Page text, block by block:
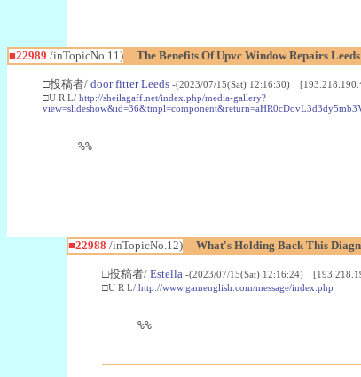
■22989 /inTopicNo.11) The Benefits Of Upvc Window Repairs
□投稿者/ door fitter Leeds -(2023/07/15(Sat) 12:16:30)
□U R L/ http://sheilagaff.net/index.php/media-gallery?
%%
■22988 /inTopicNo.12) What's Holding Back This
□投稿者/ Estella -(2023/07/15(Sat) 12:16:24)
□U R L/ http://www.gamenglish.com/message/index.php
%%